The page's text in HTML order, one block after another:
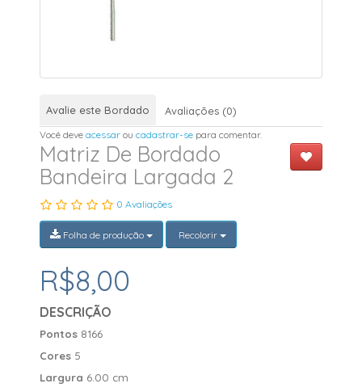
Avalie este Bordado Avaliações (0)
Você deveacessar oucadastrar-se para comentar.
Matriz De Bordado
Bandeira Largada 2
0 Avaliações
Folha de produção Recolorir
R$8,00
DESCRIÇÃO
Pontos 8166
Cores 5
Largura 6.00 cm